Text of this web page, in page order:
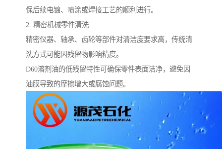
保后续电镀、喷涂或焊接工艺的顺利进行。
2. 精密机械零件清洗
精密仪器、轴承、齿轮等部件对清洁度要求高，传统清
洗方式可能因残留物影响精度。
D60溶剂油的低残留特性可确保零件表面洁净，避免因
油膜导致的摩擦增大或腐蚀问题。